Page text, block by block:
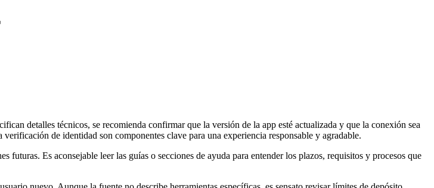
detalles técnicos, se recomienda confirmar que la versión de la app esté actualizada y que la conexión sea
de identidad son componentes clave para una experiencia responsable y agradable.
Es aconsejable leer las guías o secciones de ayuda para entender los plazos, requisitos y procesos que